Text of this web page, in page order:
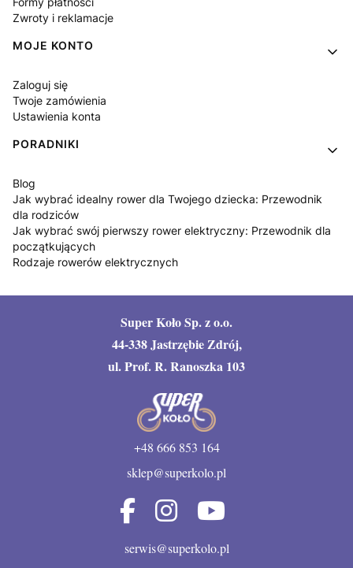
Zwroty i reklamacje
MOJE KONTO
Zaloguj się
Twoje zamówienia
Ustawienia konta
PORADNIKI
Blog
Jak wybrać idealny rower dla Twojego dziecka: Przewodnik
dla rodziców
Jak wybrać swój pierwszy rower elektryczny: Przewodnik dla
początkujących
Rodzaje rowerów elektrycznych
Super Koło Sp. z o.o.
44-338 Jastrzębie Zdrój,
ul. Prof. R. Ranoszka 103
+48 666 853 164
sklep@superkolo.pl
serwis@superkolo.pl